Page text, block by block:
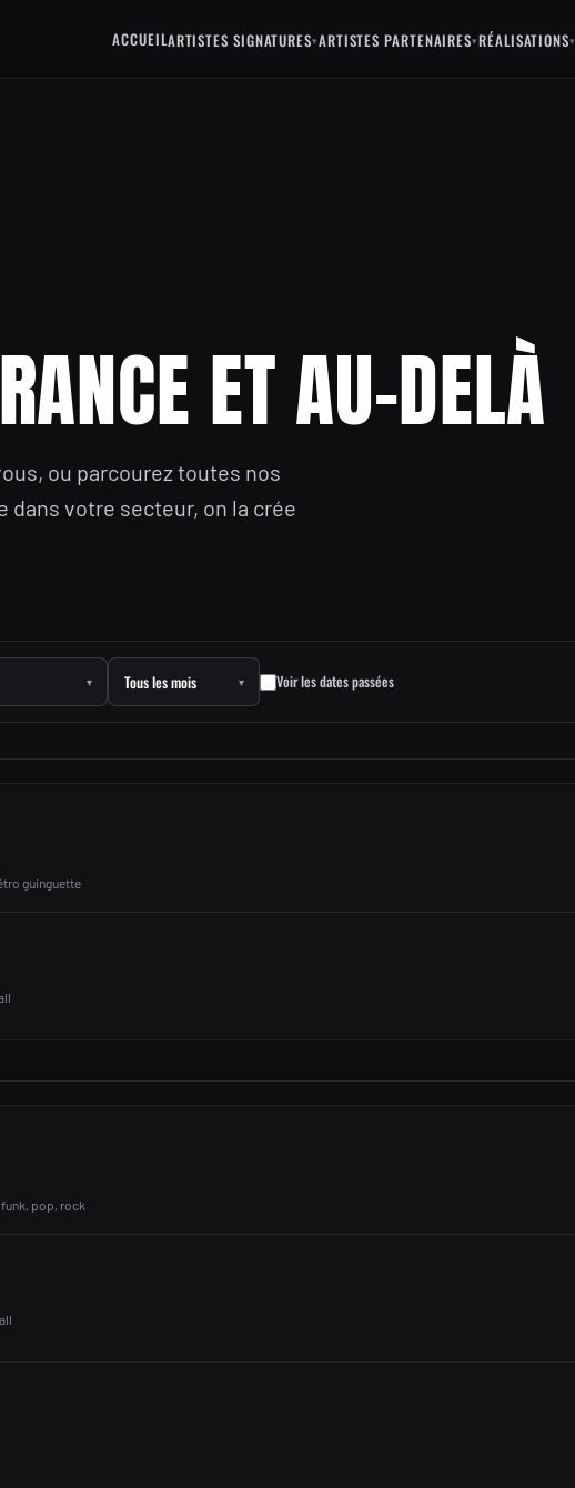
ACCUEILARTISTES SIGNATURES▾ARTISTES PARTENAIRES▾RÉALISATIONS▾
ET AU-DELÀ
ou parcourez toutes nos
dans votre secteur, on la crée
▾ ▾ Voir les dates passées
guinguette
pop, rock